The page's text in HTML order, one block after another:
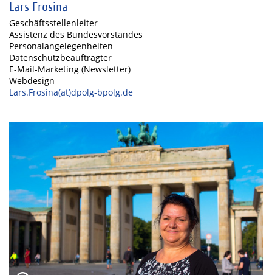
Lars Frosina
Geschäftsstellenleiter
Assistenz des Bundesvorstandes
Personalangelegenheiten
Datenschutzbeauftragter
E-Mail-Marketing (Newsletter)
Webdesign
Lars.Frosina(at)dpolg-bpolg.de